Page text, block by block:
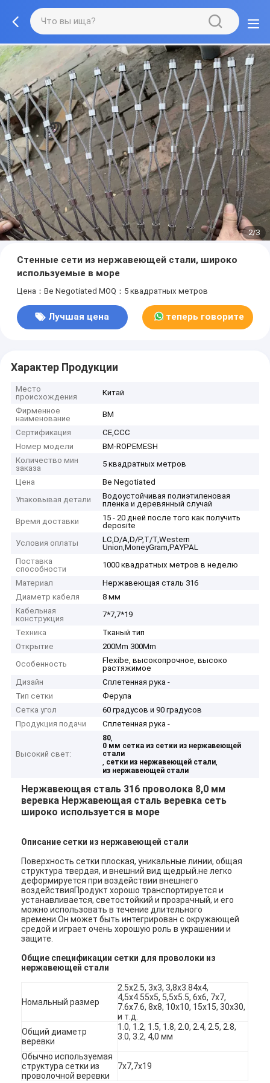
2/3
Стенные сети из нержавеющей стали, широко
используемые в море
Цена：Be Negotiated MOQ：5 квадратных метров
Лучшая цена теперь говорите
Характер Продукции
Место
происхождения
Китай
Фирменное
наименование
BM
Сертификация
CE,CCC
Номер модели
BM-ROPEMESH
Количество мин
заказа
5 квадратных метров
Цена
Be Negotiated
Упаковывая детали
Водоустойчивая полиэтиленовая
пленка и деревянный случай
Время доставки
15 - 20 дней после того как получить
deposite
Условия оплаты
LC,D/A,D/P,T/T,Western
Union,MoneyGram,PAYPAL
Поставка
способности
1000 квадратных метров в неделю
Материал
Нержавеющая сталь 316
Диаметр кабеля
8 мм
Кабельная
конструкция
7*7,7*19
Техника
Тканый тип
Открытие
200Mm 300Mm
Особенность
Flexibe, высокопрочное, высоко
растяжимое
Дизайн
Сплетенная рука -
Тип сетки
Ферула
Сетка угол
60 градусов и 90 градусов
Продукция подачи
Сплетенная рука -
Высокий свет:
80,
0 мм сетка из сетки из нержавеющей
стали
, сетки из нержавеющей стали,
из нержавеющей стали
Нержавеющая сталь 316 проволока 8,0 мм
веревка Нержавеющая сталь веревка сеть
широко используется в море
Описание сетки из нержавеющей стали
Поверхность сетки плоская, уникальные линии, общая
структура твердая, и внешний вид щедрый.не легко
деформируется при воздействии внешнего
воздействияПродукт хорошо транспортируется и
устанавливается, светостойкий и прозрачный, и его
можно использовать в течение длительного
времени.Он может быть интегрирован с окружающей
средой и играет очень хорошую роль в украшении и
защите.
Общие спецификации сетки для проволоки из
нержавеющей стали
Номальный размер
2.5х2.5, 3х3, 3,8х3.84х4,
4,5х4.55х5, 5,5х5.5, 6х6, 7х7,
7.6х7.6, 8x8, 10x10, 15x15, 30x30,
и т.д.
Общий диаметр
веревки
1.0, 1.2, 1.5, 1.8, 2.0, 2.4, 2.5, 2.8,
3.0, 3.2, 4,0 мм
Обычно используемая
структура сетки из
проволочной веревки
7х7,7х19